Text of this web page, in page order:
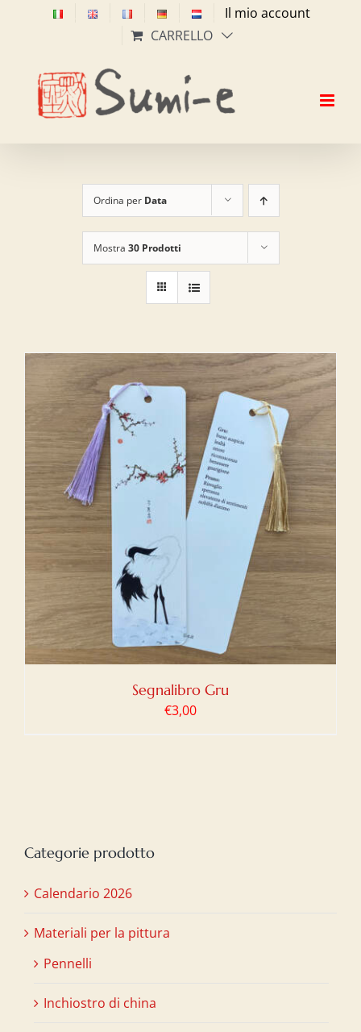
Il mio account
CARRELLO
Ordina per Data
Mostra 30 Prodotti
Segnalibro Gru
€3,00
Categorie prodotto
Calendario 2026
Materiali per la pittura
Pennelli
Inchiostro di china